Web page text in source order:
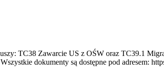
TC38 Zawarcie US z OŚW oraz TC39.1
dokumenty są dostępne pod adresem: